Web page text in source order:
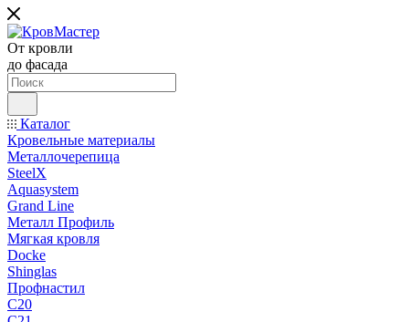
От кровли
до фасада
Каталог
Кровельные материалы
Металлочерепица
SteelX
Aquasystem
Grand Line
Металл Профиль
Мягкая кровля
Docke
Shinglas
Профнастил
C20